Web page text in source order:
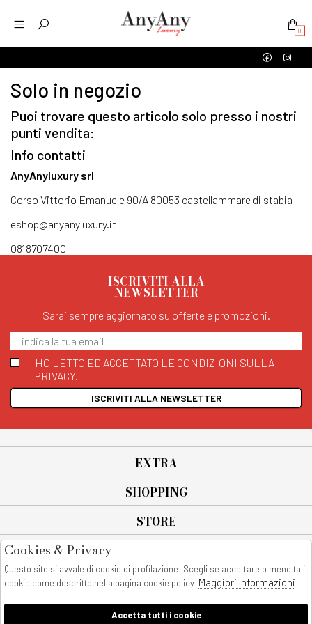
0
Solo in negozio
Puoi trovare questo articolo solo presso i nostri
punti vendita:
Info contatti
AnyAnyluxury srl
Corso Vittorio Emanuele 90/A 80053 castellammare di stabia
eshop@anyanyluxury.it
0818707400
ISCRIVITI ALLA
NEWSLETTER
Sarai sempre aggiornato su offerte e promozioni.
HO LETTO ED ACCETTATO LE CONDIZIONI SULLA
PRIVACY.
ISCRIVITI ALLA NEWSLETTER
EXTRA
SHOPPING
STORE
All rights reserved - © Copyright 2026
AnyAnyluxury srl - Sede Legale: Corso Vittorio Emanuele 90/A - 80053
castellammare di stabia - Italia
Cookies & Privacy
Questo sito si avvale di cookie di profilazione. Scegli se accettare o meno tali
cookie come descritto nella pagina cookie policy. Maggiori Informazioni
Accetta tutti i cookie